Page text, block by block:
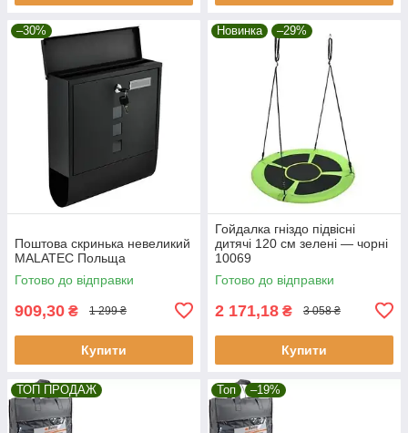
–30%
Поштова скринька невеликий
MALATEC Польща
Готово до відправки
909,30 ₴ 1 299 ₴
Купити
Новинка –29%
Гойдалка гніздо підвісні
дитячі 120 см зелені — чорні
10069
Готово до відправки
2 171,18 ₴ 3 058 ₴
Купити
ТОП ПРОДАЖ Топ –19%